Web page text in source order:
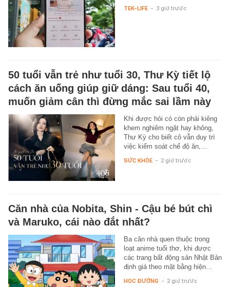
TEK-LIFE - 3 giờ trước
50 tuổi vẫn trẻ như tuổi 30, Thư Kỳ tiết lộ
cách ăn uống giúp giữ dáng: Sau tuổi 40,
muốn giảm cân thì đừng mắc sai lầm này
Khi được hỏi có còn phải kiêng
khem nghiêm ngặt hay không,
Thư Kỳ cho biết cô vẫn duy trì
việc kiểm soát chế độ ăn,…
SỨC KHỎE - 2 giờ trước
Căn nhà của Nobita, Shin - Cậu bé bút chì
và Maruko, cái nào đắt nhất?
Ba căn nhà quen thuộc trong
loạt anime tuổi thơ, khi được
các trang bất động sản Nhật Bản
định giá theo mặt bằng hiện…
HỌC ĐƯỜNG - 2 giờ trước